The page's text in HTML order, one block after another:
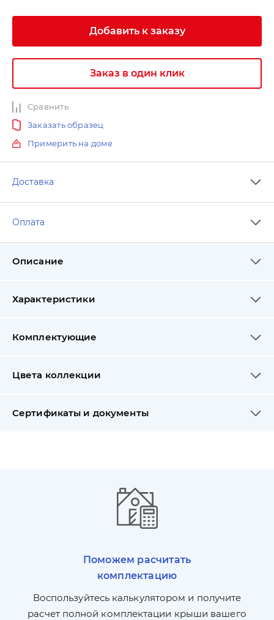
Добавить к заказу
Заказ в один клик
Сравнить
Заказать образец
Примерить на доме
Доставка
Оплата
Описание
Характеристики
Комплектующие
Цвета коллекции
Сертификаты и документы
Поможем расчитать
комплектацию
Воспользуйтесь калькулятором и получите
расчет полной комплектации крыши вашего